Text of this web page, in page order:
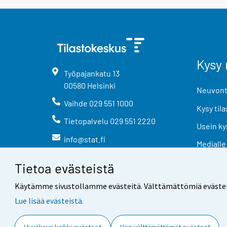
Tietoa evästeistä
Käytämme sivustollamme evästeitä. Välttämättömiä
Lue lisää evästeistä.
Työpajankatu 13
00580 Helsinki
Vaihde 029 551 1000
Tietopalvelu 029 551 2220
info@stat.fi
Kysy
Usein
Medialle
Yhteystiedot Palaute